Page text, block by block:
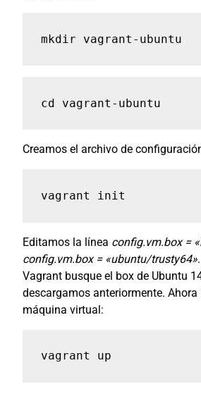
mkdir vagrant-ubuntu
cd vagrant-ubuntu
Creamos el archivo de
vagrant init
Editamos la línea config.vm.box =
config.vm.box = «ubuntu/trusty64»
Vagrant busque el box de Ubuntu
descargamos anteriormente.
máquina virtual:
vagrant up